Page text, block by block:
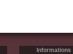
Informations